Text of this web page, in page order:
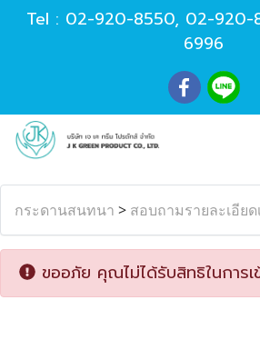
Tel : 02-920-8550, 02-920-
6996
กระดานสนทนา > สอบถามรายละเอียด
ขออภัย คุณไม่ได้รับสิทธิในการเ